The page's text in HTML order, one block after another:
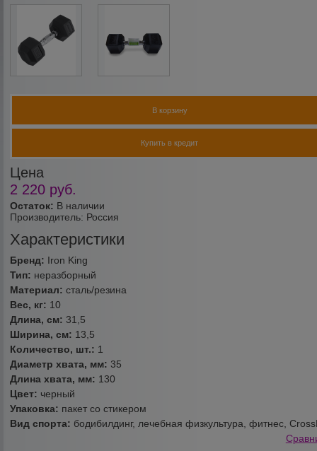
Остаток: В наличии
Производитель: Россия
Характеристики
Бренд: Iron King
Тип: неразборный
Материал:сталь/резина
Вес, кг: 10
Длина, см: 31,5
Ширина, см: 13,5
Количество, шт.: 1
Диаметр хвата, мм:35
Длина хвата, мм: 130
Цвет: черный
Упаковка: пакет со стикером
Вид спорта: бодибилдинг, лечебная физкультура, фитнес,
Цена
2 220 руб.
В корзину
Купить в кредит